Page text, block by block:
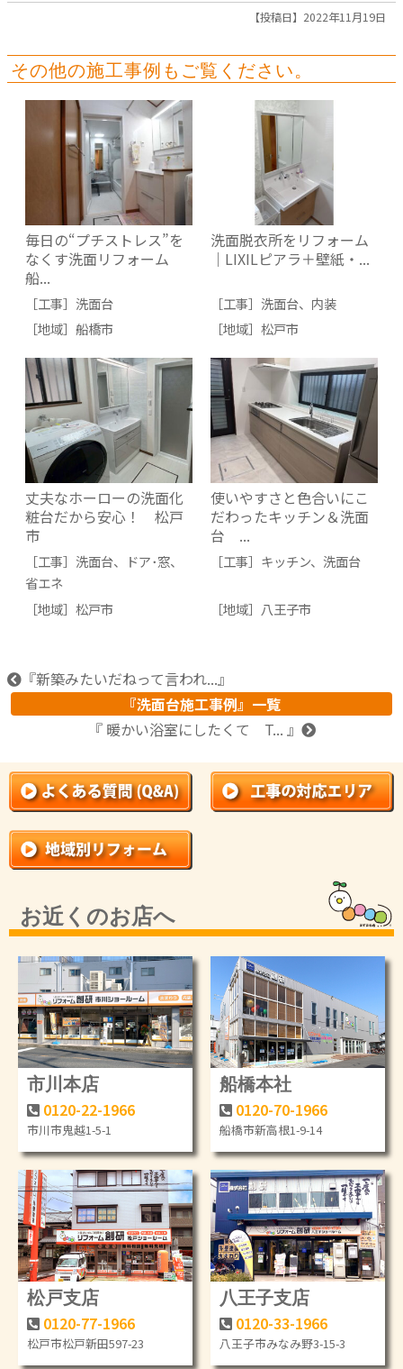
【投稿日】2022年11月19日
その他の施工事例もご覧ください。
毎日の“プチストレス”を
なくす洗面リフォーム
船...
［工事］ 洗面台
［地域］ 船橋市
洗面脱衣所をリフォーム
｜LIXILピアラ＋壁紙・...
［工事］ 洗面台、 内装
［地域］ 松戸市
丈夫なホーローの洗面化
粧台だから安心！ 松戸
市
［工事］ 洗面台、 ドア･窓、
省エネ
［地域］ 松戸市
使いやすさと色合いにこ
だわったキッチン＆洗面
台 ...
［工事］ キッチン、 洗面台
［地域］ 八王子市
『新築みたいだねって言われ...』
『洗面台施工事例』一覧
『 暖かい浴室にしたくて T... 』
お近くのお店へ
市川本店
0120-22-1966
市川市鬼越1-5-1
船橋本社
0120-70-1966
船橋市新高根1-9-14
松戸支店
0120-77-1966
松戸市松戸新田597-23
八王子支店
0120-33-1966
八王子市みなみ野3-15-3